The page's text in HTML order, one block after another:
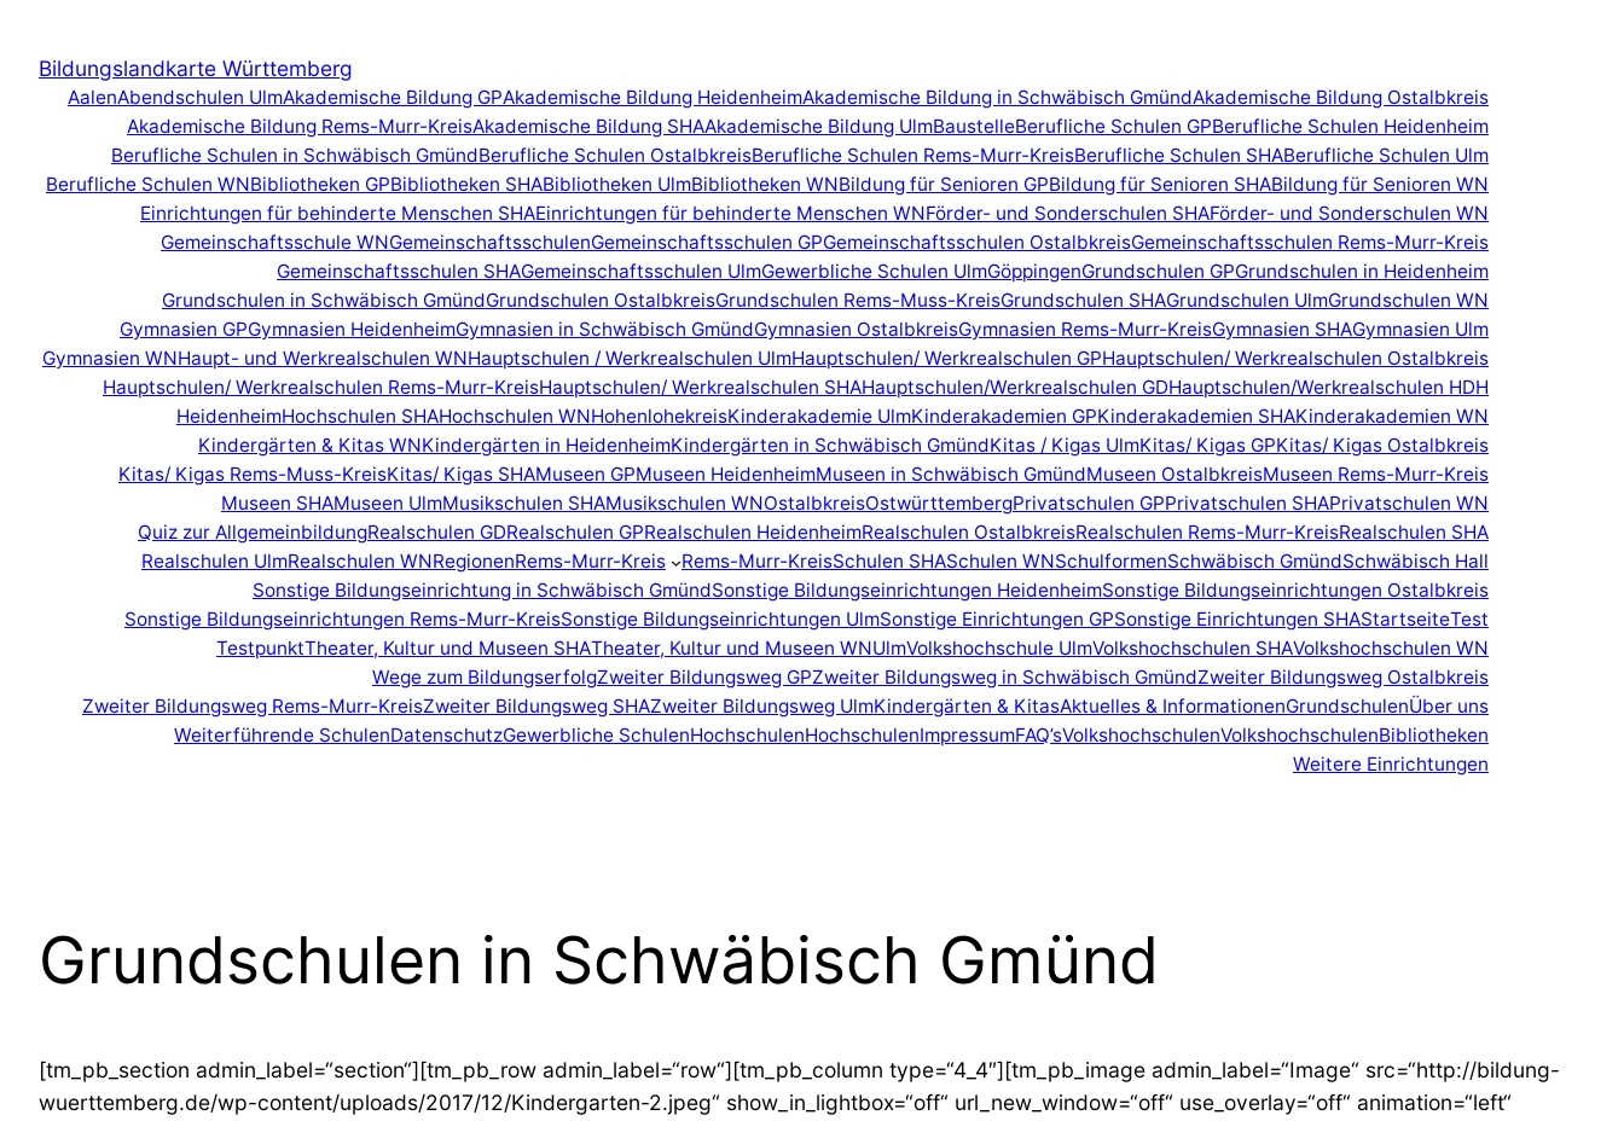
springenBildungslandkarte Württemberg
AalenAbendschulen UlmAkademische Bildung GPAkademische Bildung HeidenheimAkademische Bildung in Schwäbisch GmündAkademische Bildung Ostalbkreis
Akademische Bildung Rems-Murr-KreisAkademische Bildung SHAAkademische Bildung UlmBaustelleBerufliche Schulen GPBerufliche Schulen Heidenheim
Berufliche Schulen in Schwäbisch GmündBerufliche Schulen OstalbkreisBerufliche Schulen Rems-Murr-KreisBerufliche Schulen SHABerufliche Schulen Ulm
Berufliche Schulen WNBibliotheken GPBibliotheken SHABibliotheken UlmBibliotheken WNBildung für Senioren GPBildung für Senioren SHABildung für Senioren WN
Einrichtungen für behinderte Menschen SHAEinrichtungen für behinderte Menschen WNFörder- und Sonderschulen SHAFörder- und Sonderschulen WN
Gemeinschaftsschule WNGemeinschaftsschulenGemeinschaftsschulen GPGemeinschaftsschulen OstalbkreisGemeinschaftsschulen Rems-Murr-Kreis
Gemeinschaftsschulen SHAGemeinschaftsschulen UlmGewerbliche Schulen UlmGöppingenGrundschulen GPGrundschulen in Heidenheim
Grundschulen in Schwäbisch GmündGrundschulen OstalbkreisGrundschulen Rems-Muss-KreisGrundschulen SHAGrundschulen UlmGrundschulen WN
Gymnasien GPGymnasien HeidenheimGymnasien in Schwäbisch GmündGymnasien OstalbkreisGymnasien Rems-Murr-KreisGymnasien SHAGymnasien Ulm
Gymnasien WNHaupt- und Werkrealschulen WNHauptschulen / Werkrealschulen UlmHauptschulen/ Werkrealschulen GPHauptschulen/ Werkrealschulen Ostalbkreis
Hauptschulen/ Werkrealschulen Rems-Murr-KreisHauptschulen/ Werkrealschulen SHAHauptschulen/Werkrealschulen GDHauptschulen/Werkrealschulen HDH
HeidenheimHochschulen SHAHochschulen WNHohenlohekreisKinderakademie UlmKinderakademien GPKinderakademien SHAKinderakademien WN
Kindergärten & Kitas WNKindergärten in HeidenheimKindergärten in Schwäbisch GmündKitas / Kigas UlmKitas/ Kigas GPKitas/ Kigas Ostalbkreis
Kitas/ Kigas Rems-Muss-KreisKitas/ Kigas SHAMuseen GPMuseen HeidenheimMuseen in Schwäbisch GmündMuseen OstalbkreisMuseen Rems-Murr-Kreis
Museen SHAMuseen UlmMusikschulen SHAMusikschulen WNOstalbkreisOstwürttembergPrivatschulen GPPrivatschulen SHAPrivatschulen WN
Quiz zur AllgemeinbildungRealschulen GDRealschulen GPRealschulen HeidenheimRealschulen OstalbkreisRealschulen Rems-Murr-KreisRealschulen SHA
Realschulen UlmRealschulen WNRegionenRems-Murr-Kreis Rems-Murr-KreisSchulen SHASchulen WNSchulformenSchwäbisch GmündSchwäbisch Hall
Sonstige Bildungseinrichtung in Schwäbisch GmündSonstige Bildungseinrichtungen HeidenheimSonstige Bildungseinrichtungen Ostalbkreis
Sonstige Bildungseinrichtungen Rems-Murr-KreisSonstige Bildungseinrichtungen UlmSonstige Einrichtungen GPSonstige Einrichtungen SHAStartseiteTest
TestpunktTheater, Kultur und Museen SHATheater, Kultur und Museen WNUlmVolkshochschule UlmVolkshochschulen SHAVolkshochschulen WN
Wege zum BildungserfolgZweiter Bildungsweg GPZweiter Bildungsweg in Schwäbisch GmündZweiter Bildungsweg Ostalbkreis
Zweiter Bildungsweg Rems-Murr-KreisZweiter Bildungsweg SHAZweiter Bildungsweg UlmKindergärten & KitasAktuelles & InformationenGrundschulenÜber uns
Weiterführende SchulenDatenschutzGewerbliche SchulenHochschulenHochschulenImpressumFAQ’sVolkshochschulenVolkshochschulenBibliotheken
Weitere Einrichtungen
Grundschulen in Schwäbisch Gmünd
[tm_pb_section admin_label=“section“][tm_pb_row admin_label=“row“][tm_pb_column type=“4_4″][tm_pb_image admin_label=“Image“ src=“http://bildung-
wuerttemberg.de/wp-content/uploads/2017/12/Kindergarten-2.jpeg“ show_in_lightbox=“off“ url_new_window=“off“ use_overlay=“off“ animation=“left“